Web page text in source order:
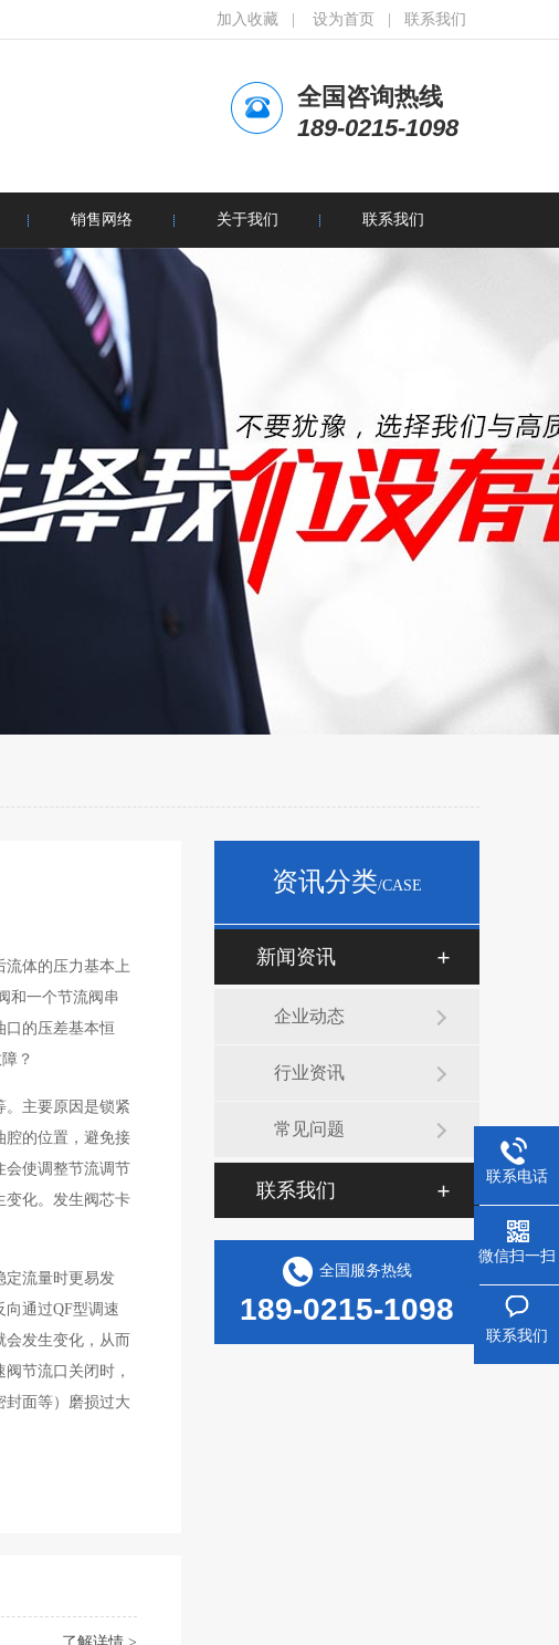
加入收藏 设为首页 联系我们
全国咨询热线
189-0215-1098
销售网络 关于我们 联系我们
流体的压力基本上
和一个节流阀串
口的压差基本恒
？
。主要原因是锁紧
腔的位置，避免接
会使调整节流调节
变化。发生阀芯卡
定流量时更易发
通过QF型调速
发生变化，从而
节流口关闭时，
封面等）磨损过大
资讯分类/CASE
新闻资讯
企业动态
行业资讯
常见问题
联系我们
全国服务热线
189-0215-1098
联系电话
微信扫一扫
联系我们